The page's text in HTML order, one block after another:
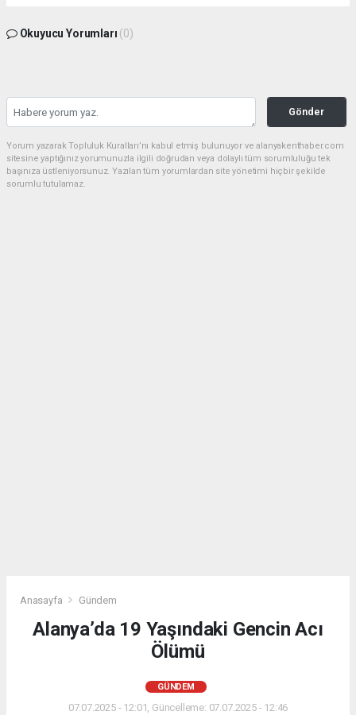
Okuyucu Yorumları (0)
Gönder
Yorum yazarak Topluluk Kuralları’nı kabul etmiş bulunuyor ve alanyakenthaber.com
sitesine yaptığınız yorumunuzla ilgili doğrudan veya dolaylı tüm sorumluluğu tek
başınıza üstleniyorsunuz. Yazılan tüm yorumlardan site yönetimi hiçbir şekilde
sorumlu tutulamaz.
Anasayfa Gündem
Alanya’da 19 Yaşındaki Gencin Acı
Ölümü
GÜNDEM
07.07.2025 - 12:01, Güncelleme: 07.07.2025 - 12:46